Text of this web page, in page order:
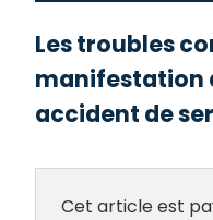
Les troubles
manifestation
accident de
Cet article est